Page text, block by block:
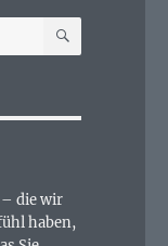
SUCHEN
die wir
haben,